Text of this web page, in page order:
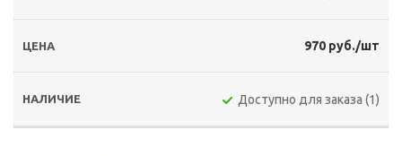
970 руб./шт
Доступно для заказа (1)